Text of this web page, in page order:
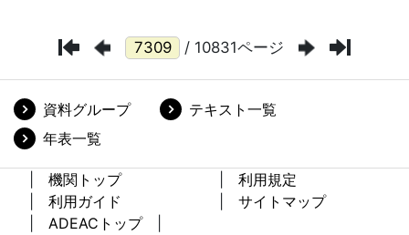
/ 10831ページ
資料グループ
テキスト一覧
年表一覧
機関トップ
利用規定
利用ガイド
サイトマップ
ADEACトップ